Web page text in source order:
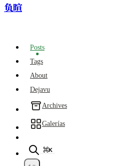
负暄
Posts
Tags
About
Dejavu
Archives
Galerías
⌘K